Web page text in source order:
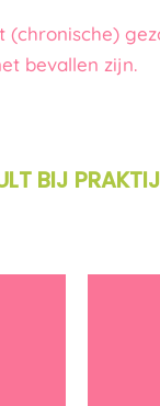
bevallen zijn.
BIJ